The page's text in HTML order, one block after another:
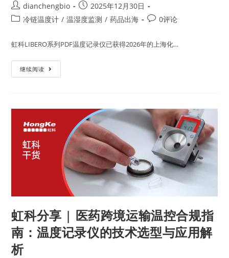
dianchengbio
2025年12月30日
冷链温度计 / 温湿度监测 / 药品出海 0评论
虹科LIBERO系列PDF温度记录仪已获得2026年的上海化…
继续阅读
虹科分享 | 医药跨境运输温控合规指
南：温度记录仪的技术选型与应用解
析